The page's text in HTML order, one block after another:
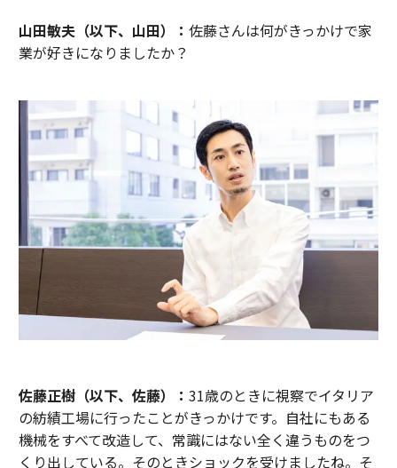
山田敏夫（以下、山田）： 佐藤さんは何がきっかけで家
業が好きになりましたか？
佐藤正樹（以下、佐藤）： 31歳のときに視察でイタリア
の紡績工場に行ったことがきっかけです。自社にもある
機械をすべて改造して、常識にはない全く違うものをつ
くり出している。そのときショックを受けましたね。そ